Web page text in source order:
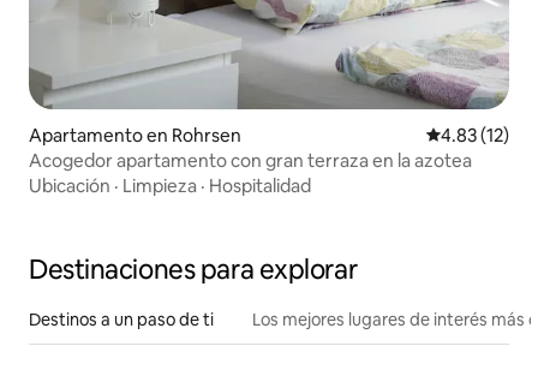
Apartamento en Rohrsen Calificación
4.83 (12)
Acogedor apartamento con gran terraza en la azotea
Ubicación · Limpieza · Hospitalidad
Destinaciones para explorar
Destinos a un paso de ti Los mejores lugares de interés más